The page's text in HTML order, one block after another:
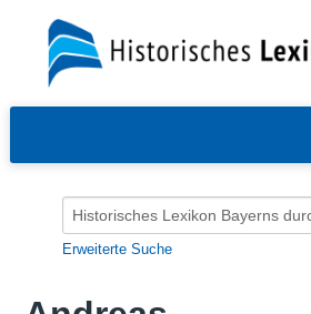
Erweiterte Suche